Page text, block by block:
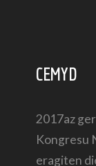
CEMYD
2017az
Kongresu
eragiten